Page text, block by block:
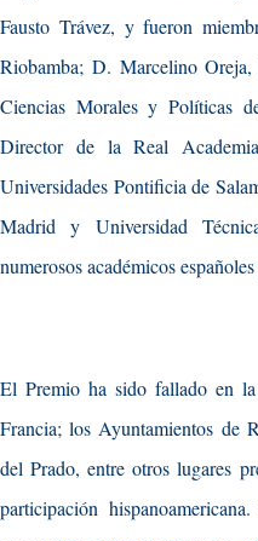
Fausto Trávez, y fueron
Riobamba; D. Marcelino
Ciencias Morales y Políticas
Director de la Real
Universidades Pontificia de
Madrid y Universidad
numerosos académicos
El Premio ha sido fallado en
Francia; los Ayuntamientos de
del Prado, entre otros lugares
participación